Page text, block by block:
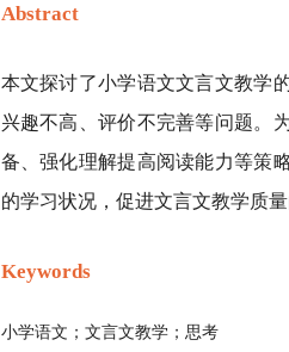
Abstract
本文探讨了小学语文文言文教学
兴趣不高、评价不完善等问题。
备、强化理解提高阅读能力等策
的学习状况，促进文言文教学质量
Keywords
小学语文；文言文教学；思考